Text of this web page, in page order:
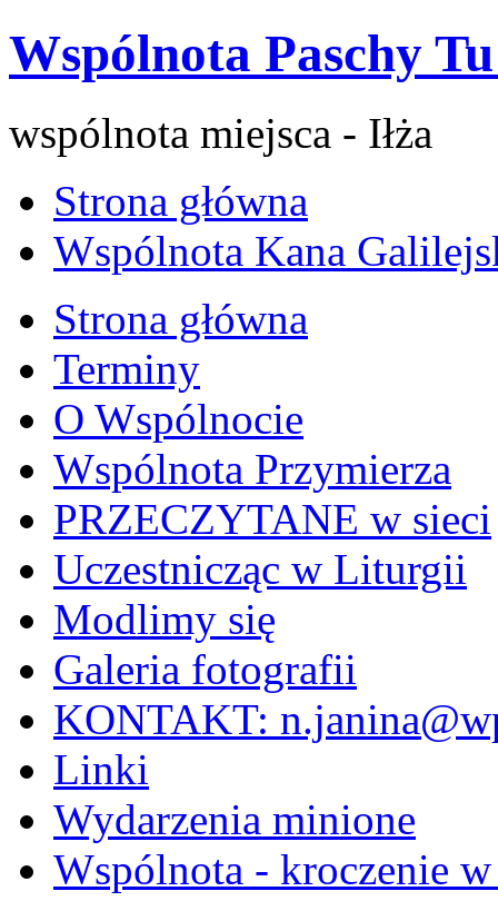
Wspólnota Paschy
wspólnota miejsca - Iłża
Strona główna
Wspólnota Kana
Strona główna
Terminy
O Wspólnocie
Wspólnota Przymierza
PRZECZYTANE w sieci
Uczestnicząc w Liturgii
Modlimy się
Galeria fotografii
KONTAKT:
Linki
Wydarzenia minione
Wspólnota - kroczenie w